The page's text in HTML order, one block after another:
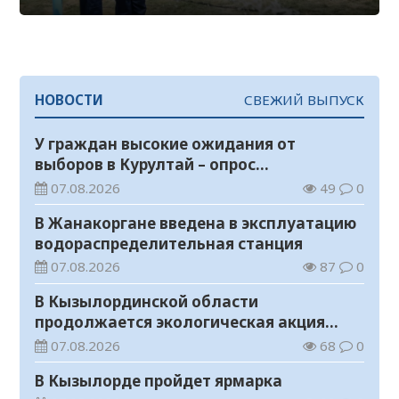
НОВОСТИ СВЕЖИЙ ВЫПУСК
У граждан высокие ожидания от
выборов в Курултай – опрос
общественного мнения
07.08.2026 49 0
В Жанакоргане введена в эксплуатацию
водораспределительная станция
07.08.2026 87 0
В Кызылординской области
продолжается экологическая акция
«Таза Қазақстан»
07.08.2026 68 0
В Кызылорде пройдет ярмарка